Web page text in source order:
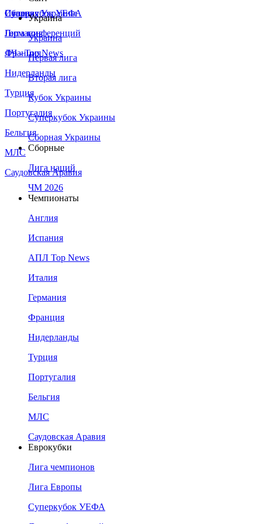
Сборная Украины
Италия
Германия
Франция
Нидерланды
Турция
Португалия
Бельгия
МЛС
Саудовская Аравия
Суперкубок УЕФА
Лига конференций
ЛЧ - Top News
Украина
Украина
Первая лига
Вторая лига
Кубок Украины
Суперкубок Украины
Сборная Украины
Сборные
Лига наций
ЧМ 2026
Чемпионаты
Англия
Испания
АПЛ Top News
Италия
Германия
Франция
Нидерланды
Турция
Португалия
Бельгия
МЛС
Саудовская Аравия
Еврокубки
Лига чемпионов
Лига Европы
Суперкубок УЕФА